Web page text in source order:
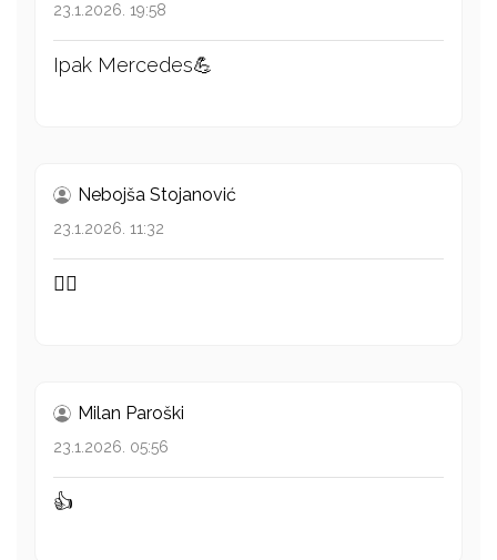
23.1.2026. 19:58
Ipak Mercedes💪
Nebojša Stojanović
23.1.2026. 11:32
👍🏻
Milan Paroški
23.1.2026. 05:56
👍